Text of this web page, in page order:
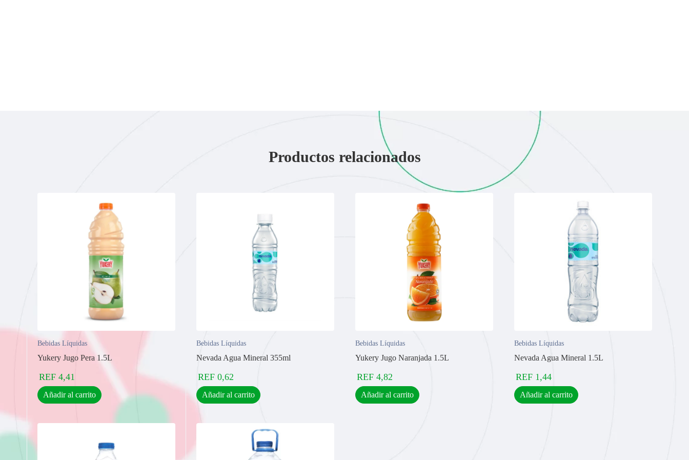
Productos relacionados
Bebidas Líquidas
Yukery Jugo Pera 1.5L
REF 4,41
Añadir al carrito
Bebidas Líquidas
Nevada Agua Mineral 355ml
REF 0,62
Añadir al carrito
Bebidas Líquidas
Yukery Jugo Naranjada 1.5L
REF 4,82
Añadir al carrito
Bebidas Líquidas
Nevada Agua Mineral 1.5L
REF 1,44
Añadir al carrito